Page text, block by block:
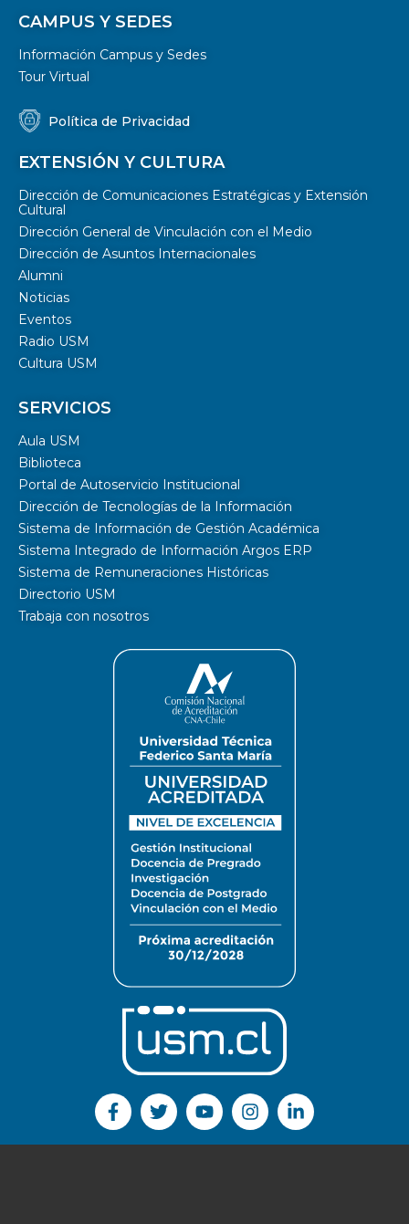
CAMPUS Y SEDES
Información Campus y Sedes
Tour Virtual
Política de Privacidad
EXTENSIÓN Y CULTURA
Dirección de Comunicaciones Estratégicas y Extensión
Cultural
Dirección General de Vinculación con el Medio
Dirección de Asuntos Internacionales
Alumni
Noticias
Eventos
Radio USM
Cultura USM
SERVICIOS
Aula USM
Biblioteca
Portal de Autoservicio Institucional
Dirección de Tecnologías de la Información
Sistema de Información de Gestión Académica
Sistema Integrado de Información Argos ERP
Sistema de Remuneraciones Históricas
Directorio USM
Trabaja con nosotros